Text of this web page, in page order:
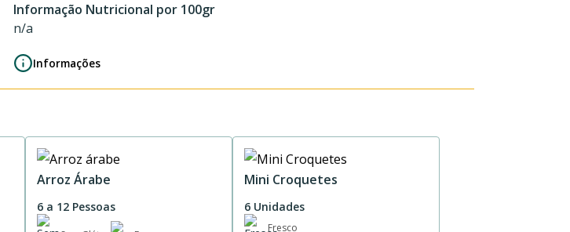
Informação Nutricional por 100gr
n/a
Informações
Arroz Árabe
6 a 12 Pessoas
Mini Croquetes
6 Unidades
Fresco